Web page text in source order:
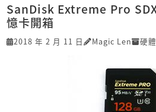
SanDisk Extreme Pro
憶卡開箱
2018 年 2 月 11 日 Magic Len 硬